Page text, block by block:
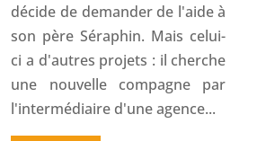
décide de demander de l'aide à
son père Séraphin. Mais celui-
ci a d'autres projets : il cherche
une nouvelle compagne par
l'intermédiaire d'une agence...